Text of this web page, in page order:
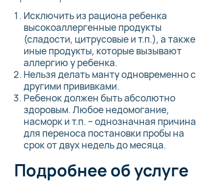
Исключить из рациона ребенка
высокоаллергенные продукты
(сладости, цитрусовые и т.п.), а также
иные продукты, которые вызывают
аллергию у ребенка.
Нельзя делать манту одновременно с
другими прививками.
Ребенок должен быть абсолютно
здоровым. Любое недомогание,
насморк и т.п. – однозначная причина
для переноса постановки пробы на
срок от двух недель до месяца.
Подробнее об услуге